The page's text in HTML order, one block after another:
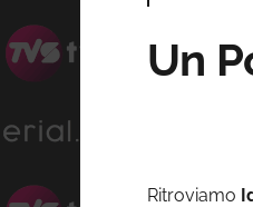
Un
Ritroviamo